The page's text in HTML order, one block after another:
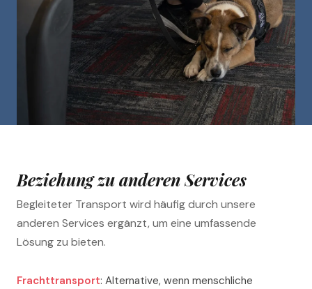
Beziehung zu anderen Services
Begleiteter Transport wird häufig durch unsere
anderen Services ergänzt, um eine umfassende
Lösung zu bieten.
Frachttransport: Alternative, wenn menschliche